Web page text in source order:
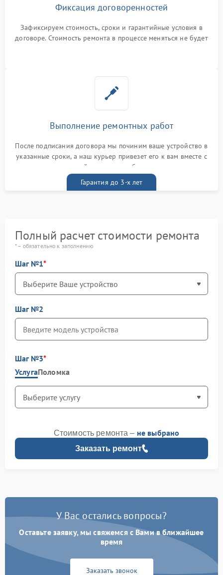
Фиксация договоренностей
Зафиксируем стоимость, сроки и гарантийные условия в
договоре. Стоимость ремонта в процессе меняться не будет
Выполнение ремонтных работ
После подписания договора мы починим ваше устройство в
указанные сроки, а наш курьер привезет его к вам вместе с
гарантийным талоном бесплатно
Гарантия до 3-х лет
Полный расчет стоимости ремонта
* – обязательно к заполнению
Шаг №1
Шаг №2
Шаг №3
УслугаПоломка
Заказать ремонт
Стоимость ремонта – не выбрано
У Вас остались вопросы?
Оставьте заявку, мы свяжемся с Вами в ближайшее
время
Заказать звонок